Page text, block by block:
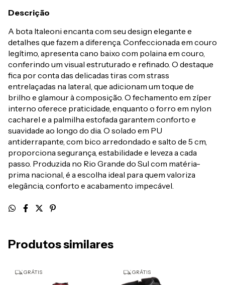
Descrição
A bota Italeoni encanta com seu design elegante e
detalhes que fazem a diferença. Confeccionada em couro
legítimo, apresenta cano baixo com polaina em couro,
conferindo um visual estruturado e refinado. O destaque
fica por conta das delicadas tiras com strass
entrelaçadas na lateral, que adicionam um toque de
brilho e glamour à composição. O fechamento em zíper
interno oferece praticidade, enquanto o forro em nylon
cacharel e a palmilha estofada garantem conforto e
suavidade ao longo do dia. O solado em PU
antiderrapante, com bico arredondado e salto de 5 cm,
proporciona segurança, estabilidade e leveza a cada
passo. Produzida no Rio Grande do Sul com matéria-
prima nacional, é a escolha ideal para quem valoriza
elegância, conforto e acabamento impecável.
Produtos similares
GRÁTIS GRÁTIS